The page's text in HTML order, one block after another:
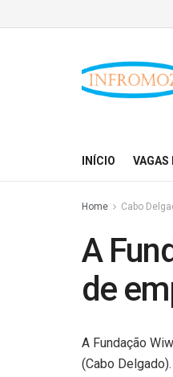
INÍCIO VAGAS
Home Cabo
A
de
A Fundação
(Cabo